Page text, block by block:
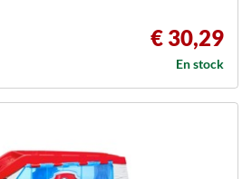
€ 30,29
En stock